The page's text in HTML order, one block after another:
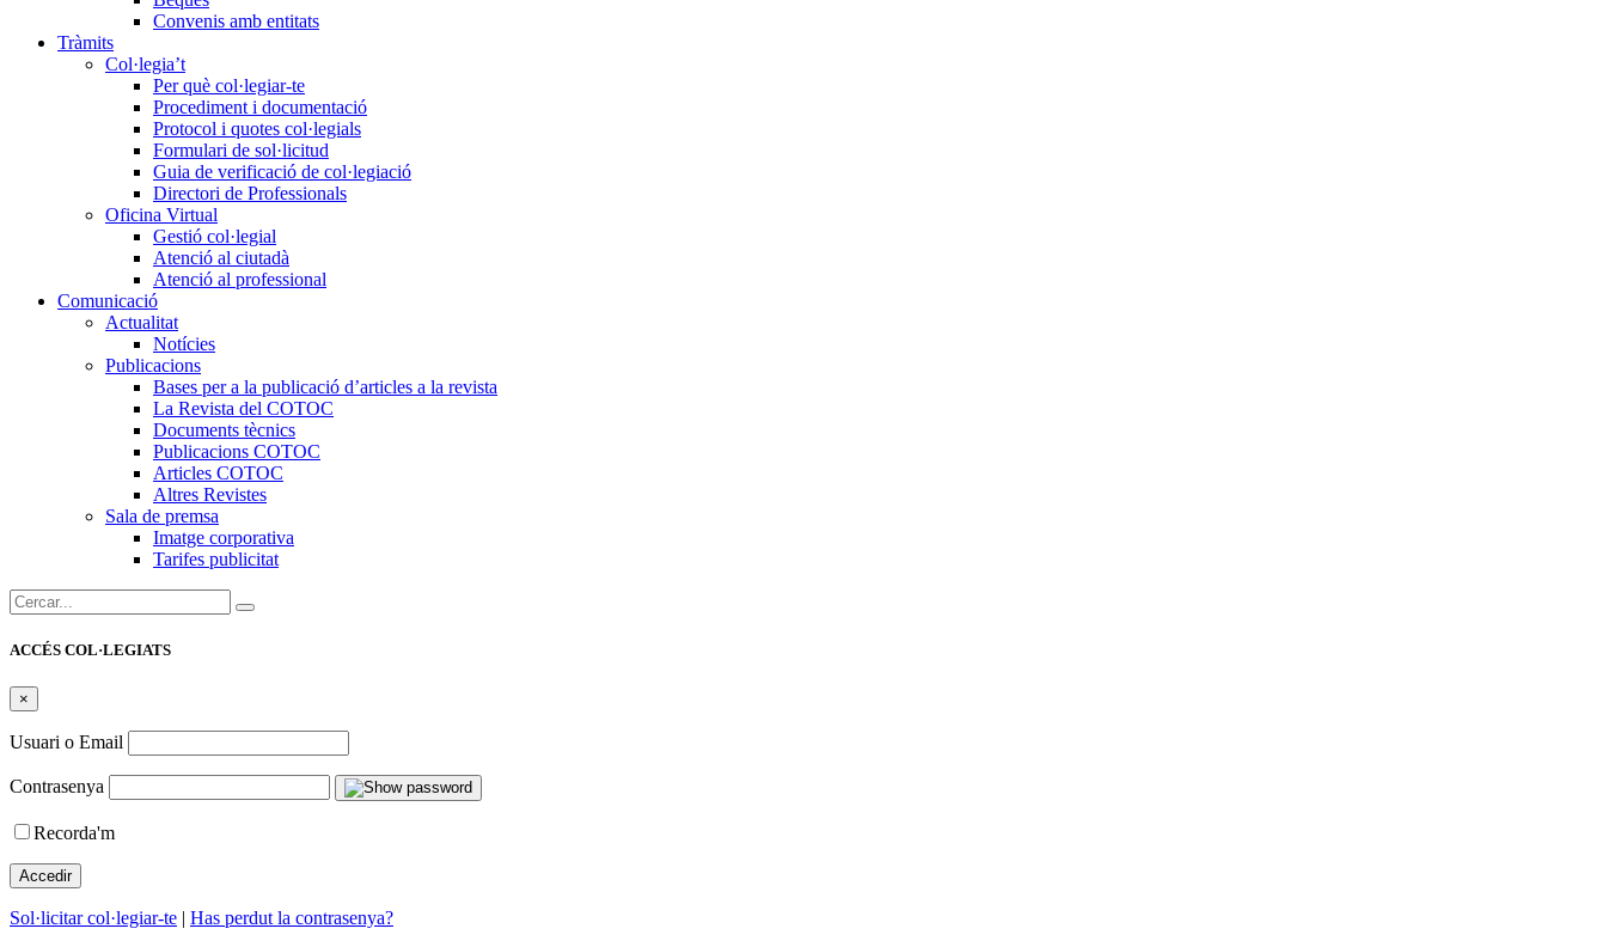
Convenis amb entitats
Tràmits
Col·legia’t
Per què col·legiar-te
Procediment i documentació
Protocol i quotes col·legials
Formulari de sol·licitud
Guia de verificació de col·legiació
Directori de Professionals
Oficina Virtual
Gestió col·legial
Atenció al ciutadà
Atenció al professional
Comunicació
Actualitat
Notícies
Publicacions
Bases per a la publicació d’articles a la revista
La Revista del COTOC
Documents tècnics
Publicacions COTOC
Articles COTOC
Altres Revistes
Sala de premsa
Imatge corporativa
Tarifes publicitat
Cercar:
ACCÉS COL·LEGIATS
×
Usuari o Email
Contrasenya
Recorda'm
Sol·licitar col·legiar-te | Has perdut la contrasenya?